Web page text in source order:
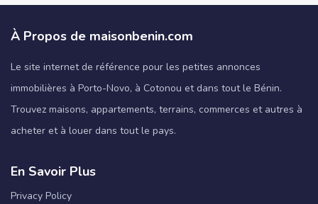
À Propos de maisonbenin.com
Le site internet de référence pour les petites annonces
immobilières à Porto-Novo, à Cotonou et dans tout le Bénin.
Trouvez maisons, appartements, terrains, commerces et autres à
acheter et à louer dans tout le pays.
En Savoir Plus
Privacy Policy